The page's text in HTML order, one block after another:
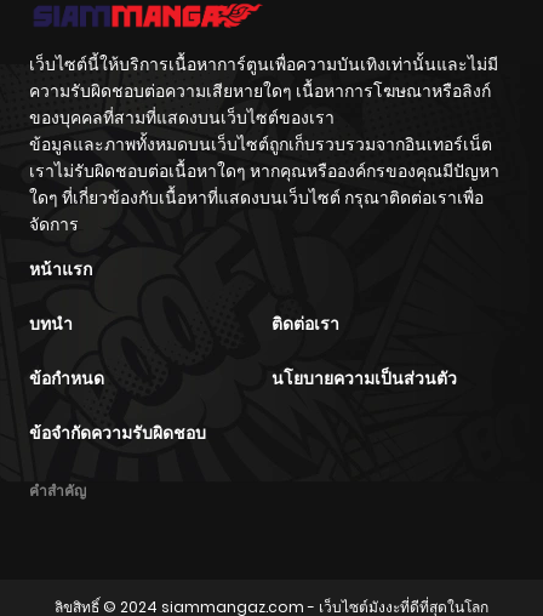
เว็บไซต์นี้ให้บริการเนื้อหาการ์ตูนเพื่อความบันเทิงเท่านั้นและไม่มี
ความรับผิดชอบต่อความเสียหายใดๆ เนื้อหาการโฆษณาหรือลิงก์
ของบุคคลที่สามที่แสดงบนเว็บไซต์ของเรา
ข้อมูลและภาพทั้งหมดบนเว็บไซต์ถูกเก็บรวบรวมจากอินเทอร์เน็ต
เราไม่รับผิดชอบต่อเนื้อหาใดๆ หากคุณหรือองค์กรของคุณมีปัญหา
ใดๆ ที่เกี่ยวข้องกับเนื้อหาที่แสดงบนเว็บไซต์ กรุณาติดต่อเราเพื่อ
จัดการ
หน้าแรก
บทนำ ติดต่อเรา
ข้อกำหนด นโยบายความเป็นส่วนตัว
ข้อจำกัดความรับผิดชอบ
คำสำคัญ
ลิขสิทธิ์ © 2024 siammangaz.com- เว็บไซต์มังงะที่ดีที่สุดในโลก